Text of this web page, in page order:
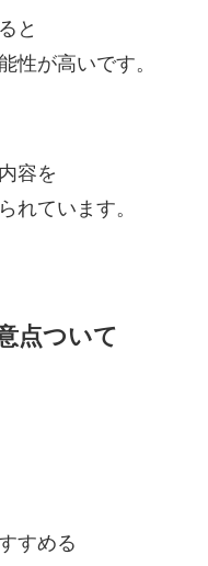
と
性が高いです。
容を
れています。
点ついて
すめる